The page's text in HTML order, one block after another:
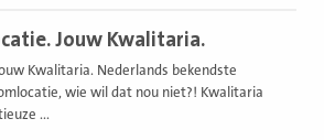
Jouw Kwalitaria.
Kwalitaria. Nederlands bekendste
wie wil dat nou niet?! Kwalitaria
...